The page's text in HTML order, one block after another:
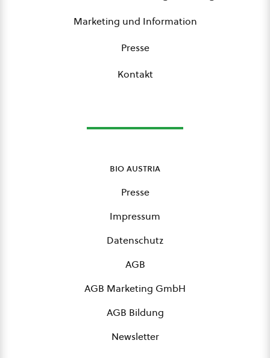
Marketing und Information
Presse
Kontakt
bio austria
Presse
Impressum
Datenschutz
AGB
AGB Marketing GmbH
AGB Bildung
Newsletter